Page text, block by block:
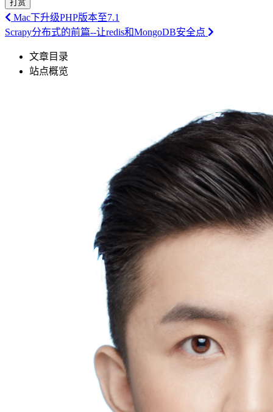
打赏
Mac下升级PHP版本至7.1
Scrapy分布式的前篇--让redis和MongoDB安全点
文章目录
站点概览